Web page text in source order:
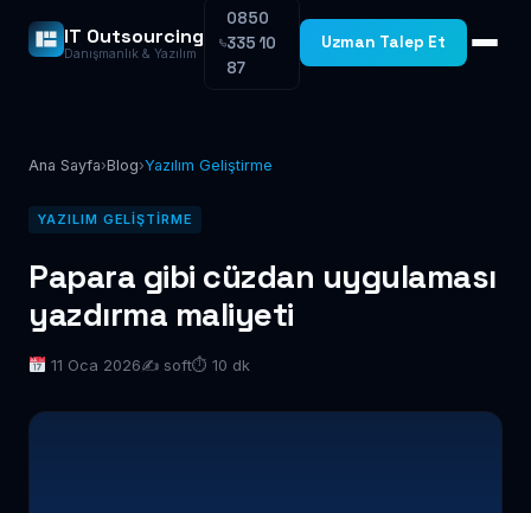
IT Outsourcing
Danışmanlık & Yazılım
0850
335 10
87
Uzman Talep Et
Ana Sayfa›Blog›Yazılım Geliştirme
YAZILIM GELIŞTIRME
Papara gibi cüzdan uygulaması
yazdırma maliyeti
11 Oca 2026✍️ soft⏱ 10 dk